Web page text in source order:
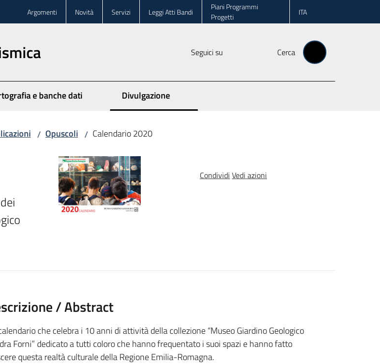
Argomenti Novità Servizi Leggi Atti Bandi
Piani Programmi
Progetti
ITA
Seguici su Cerca
e banche dati Divulgazione
/ Opuscoli / Calendario 2020
Condividi Vedi azioni
/ Abstract
che celebra i 10 anni di attività della collezione “Museo Giardino Geologico
Forni” dedicato a tutti coloro che hanno frequentato i suoi spazi e hanno fatto
questa realtà culturale della Regione Emilia-Romagna.